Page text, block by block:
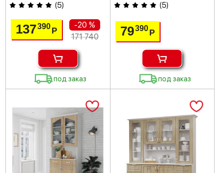
(5)
137390Р
-20 %
171 740
под заказ
(5)
79390 Р
под заказ